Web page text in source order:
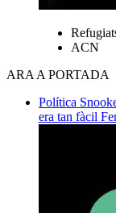
ACN
ARA A PORTADA
Política
era tan fàcil